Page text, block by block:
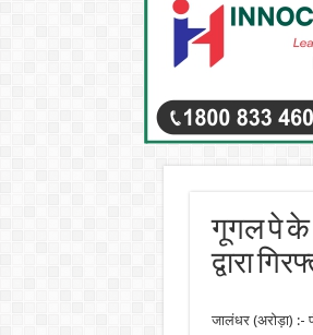
गूगल पे के
द्वारा
जालंधर (अरोड़ा) :-